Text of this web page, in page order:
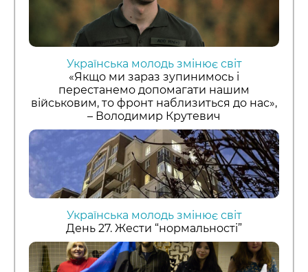
Українська молодь змінює світ
«Якщо ми зараз зупинимось і
перестанемо допомагати нашим
військовим, то фронт наблизиться до нас»,
– Володимир Крутевич
Українська молодь змінює світ
День 27. Жести “нормальності”